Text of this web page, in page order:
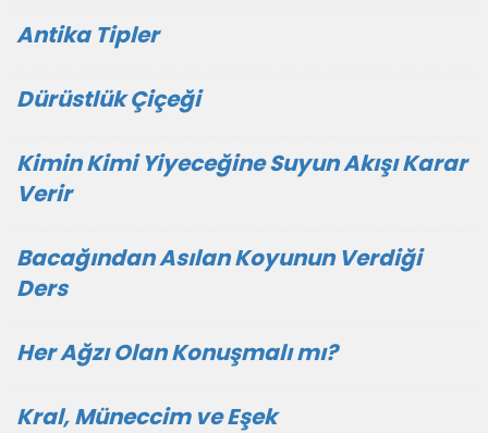
Antika Tipler
Dürüstlük Çiçeği
Kimin Kimi Yiyeceğine Suyun Akışı Karar
Verir
Bacağından Asılan Koyunun Verdiği
Ders
Her Ağzı Olan Konuşmalı mı?
Kral, Müneccim ve Eşek